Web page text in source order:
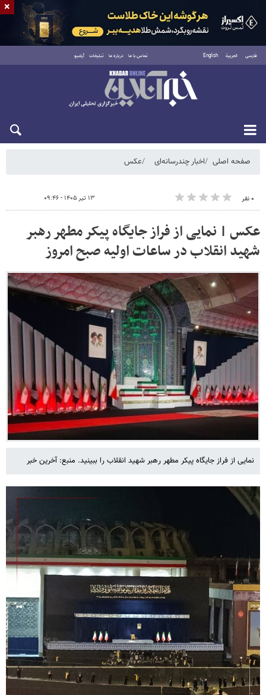
فارسی العربية English تماس با ما درباره ما تبلیغات آرشیو
شنبه ۱۷ مرداد ۱۴۰۵
صفحه اصلی اخبار چندرسانه‌ای عکس
۰ نفر ۱۳ تیر ۱۴۰۵ - ۰۹:۴۶
عکس | نمایی از فراز جایگاه پیکر مطهر رهبر
شهید انقلاب در ساعات اولیه صبح امروز
نمایی از فراز جایگاه پیکر مطهر رهبر شهید انقلاب را ببینید. منبع: آخرین خبر
×